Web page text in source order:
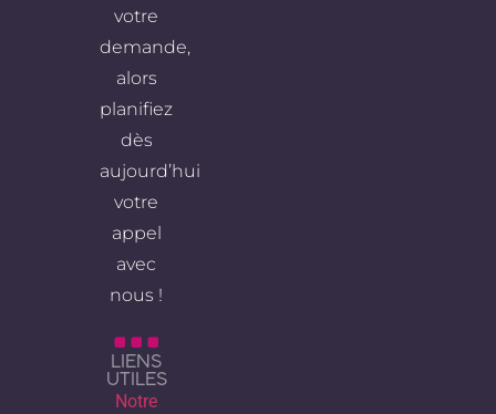
votre
demande,
alors
planifiez
dès
aujourd’hui
votre
appel
avec
nous !
LIENS
UTILES
Notre